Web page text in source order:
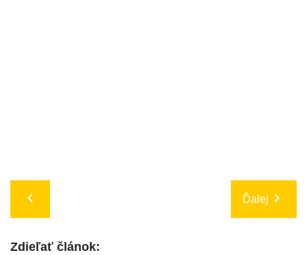
Ďalej
Zdieľať článok: